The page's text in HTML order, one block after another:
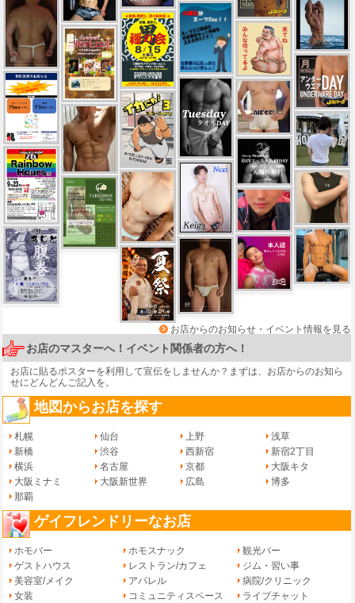
お店からのお知らせ・イベント情報を見る
お店のマスターへ！イベント関係者の方へ！
お店に貼るポスターを利用して宣伝をしませんか？まずは、 お店からのお知ら
せにどんどんご記入を。
地図からお店を探す
札幌 仙台 上野
浅草
新橋
渋谷 西新宿
新宿2丁目
横浜
名古屋 京都
大阪キタ
大阪ミナミ
大阪新世界 広島
博多
那覇
ゲイフレンドリーなお店
ホモバー ホモスナック
観光バー
ゲストハウス
レストラン/カフェ
ジム・習い事
美容室/メイク
アパレル
病院/クリニック
女装
コミュニティスペース
ライブチャット